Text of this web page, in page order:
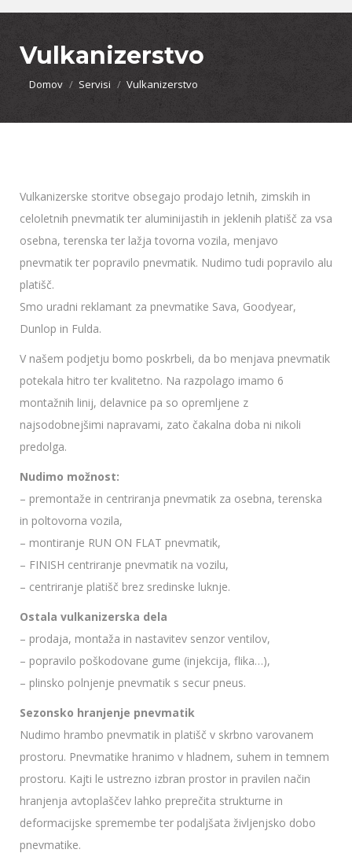
Vulkanizerstvo
You are here:
Domov Servisi Vulkanizerstvo
Vulkanizerske storitve obsegajo prodajo letnih, zimskih in
celoletnih pnevmatik ter aluminijastih in jeklenih platišč za vsa
osebna, terenska ter lažja tovorna vozila, menjavo
pnevmatik ter popravilo pnevmatik. Nudimo tudi popravilo alu
platišč.
Smo uradni reklamant za pnevmatike Sava, Goodyear,
Dunlop in Fulda.
V našem podjetju bomo poskrbeli, da bo menjava pnevmatik
potekala hitro ter kvalitetno. Na razpolago imamo 6
montažnih linij, delavnice pa so opremljene z
najsodobnejšimi napravami, zato čakalna doba ni nikoli
predolga.
Nudimo možnost:
– premontaže in centriranja pnevmatik za osebna, terenska
in poltovorna vozila,
– montiranje RUN ON FLAT pnevmatik,
– FINISH centriranje pnevmatik na vozilu,
– centriranje platišč brez sredinske luknje.
Ostala vulkanizerska dela
– prodaja, montaža in nastavitev senzor ventilov,
– popravilo poškodovane gume (injekcija, flika…),
– plinsko polnjenje pnevmatik s secur pneus.
Sezonsko hranjenje pnevmatik
Nudimo hrambo pnevmatik in platišč v skrbno varovanem
prostoru. Pnevmatike hranimo v hladnem, suhem in temnem
prostoru. Kajti le ustrezno izbran prostor in pravilen način
hranjenja avtoplaščev lahko preprečita strukturne in
deformacijske spremembe ter podaljšata življenjsko dobo
pnevmatike.